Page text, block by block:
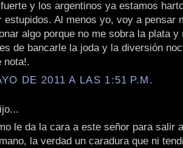
y los argentinos ya estamos
estupidos. Al menos yo, voy a pensar
algo porque no me sobra la plata y
de bancarle la joda y la diversión
nota!.
DE 2011 A LAS 1:51 P.M.
le da la cara a este señor para salir
la verdad un caradura que ni